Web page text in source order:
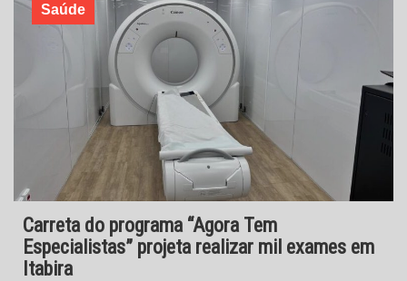
Saúde
Carreta do programa “Agora Tem
Especialistas” projeta realizar mil exames em
Itabira